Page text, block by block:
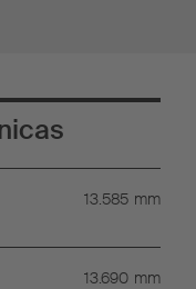
13.585 mm
13.690 mm